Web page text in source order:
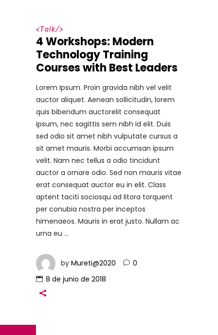
<Talk/>
4 Workshops: Modern
Technology Training
Courses with Best Leaders
Lorem Ipsum. Proin gravida nibh vel velit
auctor aliquet. Aenean sollicitudin, lorem
quis bibendum auctorelit consequat
ipsum, nec sagittis sem nibh id elit. Duis
sed odio sit amet nibh vulputate cursus a
sit amet mauris. Morbi accumsan ipsum
velit. Nam nec tellus a odio tincidunt
auctor a ornare odio. Sed non mauris vitae
erat consequat auctor eu in elit. Class
aptent taciti sociosqu ad litora torquent
per conubia nostra per inceptos
himenaeos. Mauris in erat justo. Nullam ac
urna eu
by Mureti@2020
0
8 de junio de 2018